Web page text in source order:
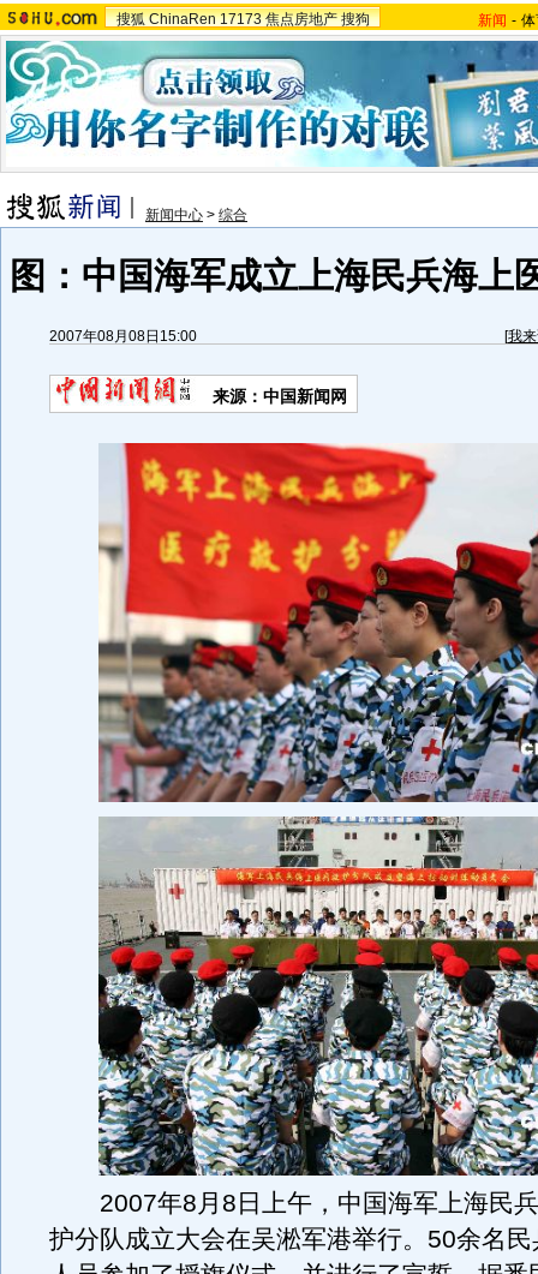
搜狐 ChinaRen 17173 焦点房地产 搜狗 新闻 -
新闻中心 > 综合
图：中国海军成立上海民兵海上
2007年08月08日15:00 [我
来源：中国新闻网
2007年8月8日上午，中国海军上海民
护分队成立大会在吴淞军港举行。50余名